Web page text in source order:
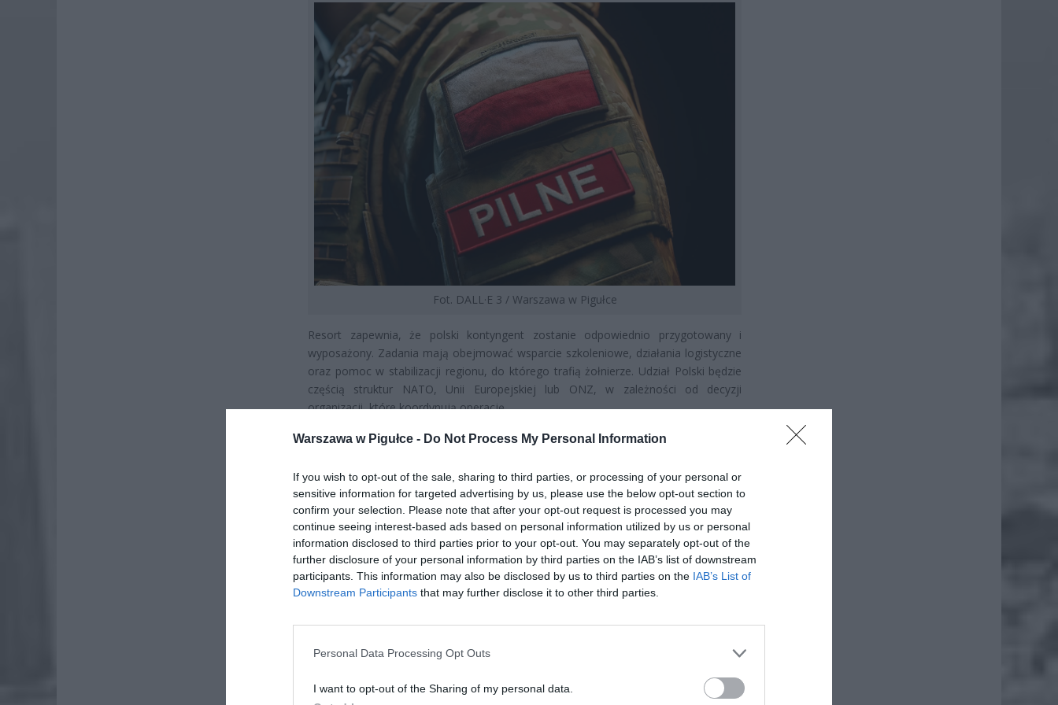
Warszawa w Pigułce - Do Not Process My Personal Information
If you wish to opt-out of the sale, sharing to third parties, or processing of your personal or
sensitive information for targeted advertising by us, please use the below opt-out section to
confirm your selection. Please note that after your opt-out request is processed you may
continue seeing interest-based ads based on personal information utilized by us or personal
information disclosed to third parties prior to your opt-out. You may separately opt-out of the
further disclosure of your personal information by third parties on the IAB’s list of downstream
participants. This information may also be disclosed by us to third parties on the IAB’s List of
Downstream Participants that may further disclose it to other third parties.
Personal Data Processing Opt Outs
I want to opt-out of the Sharing of my personal data.
Fot. DALL·E 3 / Warszawa w Pigułce
Resort zapewnia, że polski kontyngent zostanie odpowiednio przygotowany i
wyposażony. Zadania mają obejmować wsparcie szkoleniowe, działania logistyczne
oraz pomoc w stabilizacji regionu, do którego trafią żołnierze. Udział Polski będzie
częścią struktur NATO, Unii Europejskiej lub ONZ, w zależności od decyzji
organizacji, które koordynują operację.
ad
ZOBACZ RÓWNIEŻ: